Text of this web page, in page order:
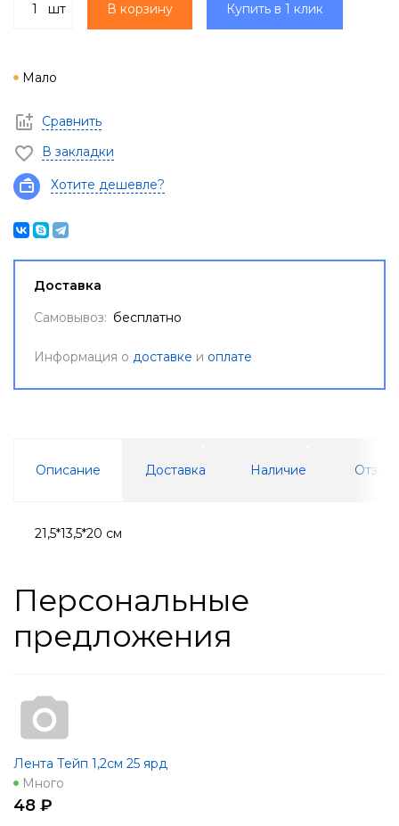
шт В корзину Купить в 1 клик
Мало
Сравнить
В закладки
Хотите дешевле?
Доставка
Самовывоз: бесплатно
Информация о доставке и оплате
Описание Доставка Наличие
21,5*13,5*20 см
Персональные
предложения
Лента Тейп 1,2см 25 ярд
Много
48 ₽